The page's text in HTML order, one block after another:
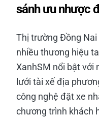
sánh ưu nhược
Thị trường Đồng
nhiều thương hiệu
XanhSM nổi bật với
lưới tài xế địa
công nghệ đặt xe
chương trình khách